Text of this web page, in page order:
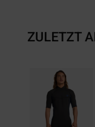
ZULETZT